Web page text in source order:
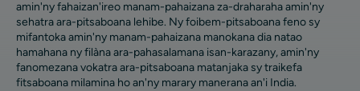
amin'ny fahaizan'ireo manam-pahaizana za-draharaha amin'ny
sehatra ara-pitsaboana lehibe. Ny foibem-pitsaboana feno sy
mifantoka amin'ny manam-pahaizana manokana dia natao
hamahana ny filàna ara-pahasalamana isan-karazany, amin'ny
fanomezana vokatra ara-pitsaboana matanjaka sy traikefa
fitsaboana milamina ho an'ny marary manerana an'i India.